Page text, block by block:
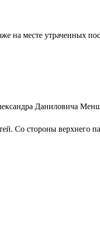
на месте утраченных
Даниловича
Со стороны верхнего